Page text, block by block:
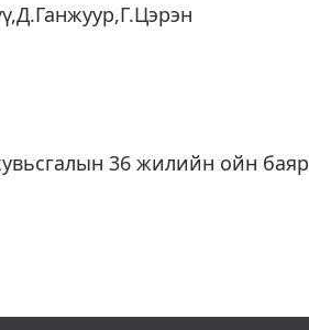
36 жилийн ойн баяр